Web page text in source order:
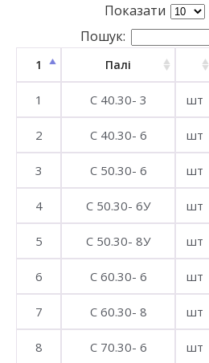
Показати
Пошук:
1 Палі
1 С 40.30- 3 шт
2 С 40.30- 6 шт
3 С 50.30- 6 шт
4 С 50.30- 6У шт
5 С 50.30- 8У шт
6 С 60.30- 6 шт
7 С 60.30- 8 шт
8 С 70.30- 6 шт